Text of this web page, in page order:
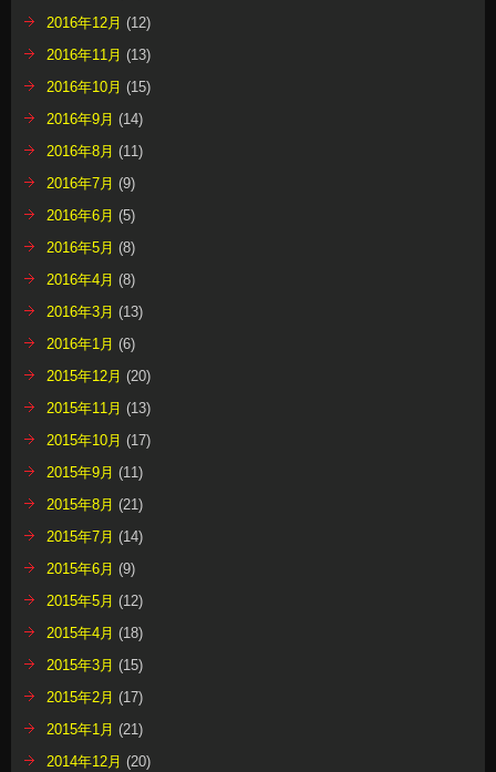
2016年12月 (12)
2016年11月 (13)
2016年10月 (15)
2016年9月 (14)
2016年8月 (11)
2016年7月 (9)
2016年6月 (5)
2016年5月 (8)
2016年4月 (8)
2016年3月 (13)
2016年1月 (6)
2015年12月 (20)
2015年11月 (13)
2015年10月 (17)
2015年9月 (11)
2015年8月 (21)
2015年7月 (14)
2015年6月 (9)
2015年5月 (12)
2015年4月 (18)
2015年3月 (15)
2015年2月 (17)
2015年1月 (21)
2014年12月 (20)